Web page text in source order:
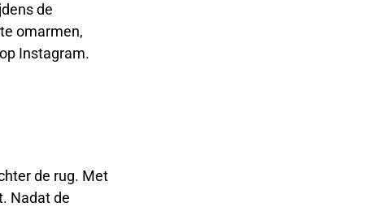
de
omarmen,
Instagram.
de rug. Met
Nadat de